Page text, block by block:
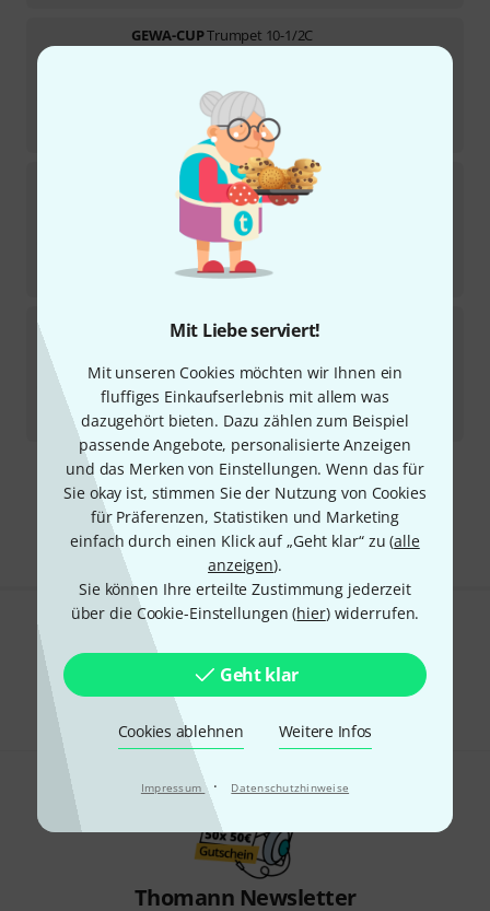
Mit Liebe serviert!
Mit unseren Cookies möchten wir Ihnen ein
fluffiges Einkaufserlebnis mit allem was
dazugehört bieten. Dazu zählen zum Beispiel
passende Angebote, personalisierte Anzeigen
und das Merken von Einstellungen. Wenn das für
Sie okay ist, stimmen Sie der Nutzung von Cookies
für Präferenzen, Statistiken und Marketing
einfach durch einen Klick auf „Geht klar“ zu (alle
anzeigen).
Sie können Ihre erteilte Zustimmung jederzeit
über die Cookie-Einstellungen (hier) widerrufen.
Geht klar
Cookies ablehnen Weitere Infos
Impressum · Datenschutzhinweise
GEWA-CUPTrumpet 10-1/2C
UVP:21,30 €
GEWA-CUP Trumpet 6C
3
Sofort lieferbar
€
UVP:21,30 €
GEWA-CUP Trumpet 2-1/2C
Sofort lieferbar
16,90€
UVP:21,30 €
-21%
Kostenloser Versand ab 29 €
Alle Preise inkl. MwSt.
Gefällt Ihnen, was Sie sehen?
Hilfe & Feedback
Thomann Newsletter